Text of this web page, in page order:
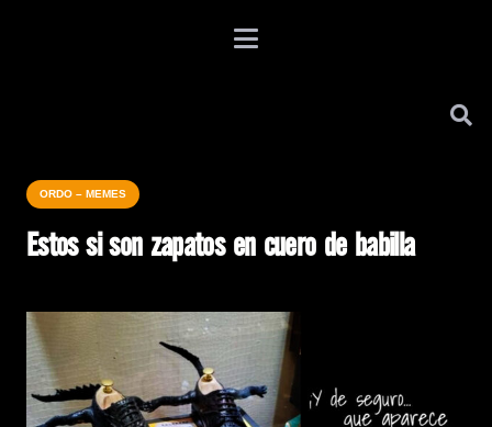
ORDO – MEMES
Estos si son zapatos en cuero de babilla